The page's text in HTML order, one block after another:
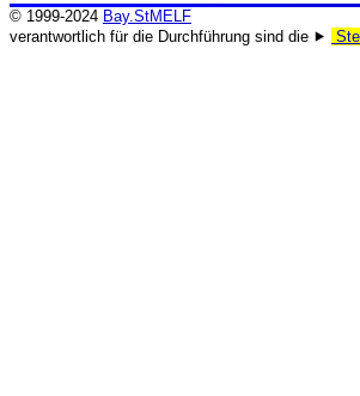
© 1999-2024 Bay.StMELF
verantwortlich für die Durchführung sind die ⯈